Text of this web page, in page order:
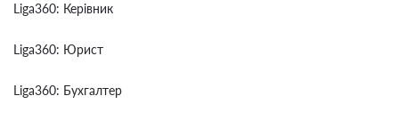
Liga360: Керівник
Liga360: Юрист
Liga360: Бухгалтер